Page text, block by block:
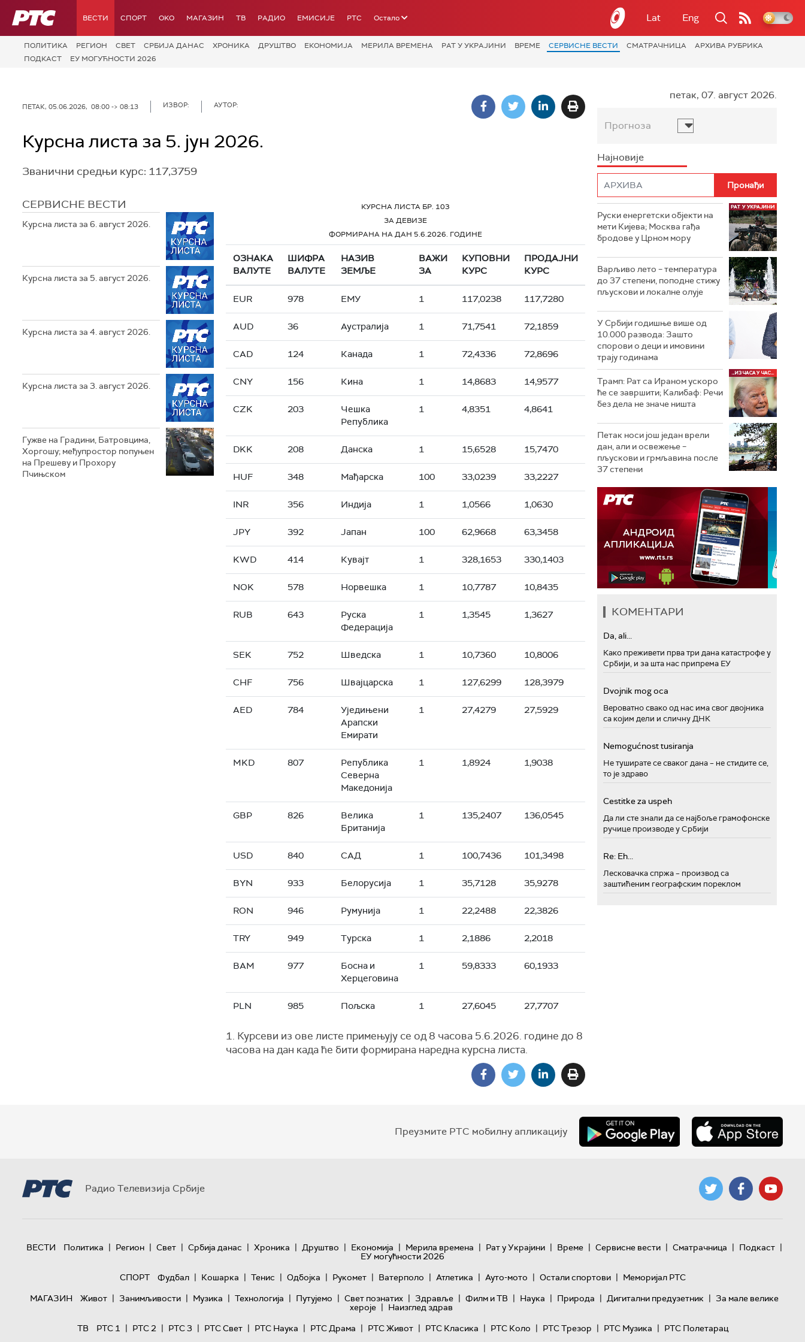
РТС ВЕСТИ СПОРТ OKO МАГАЗИН ТВ РАДИО ЕМИСИЈЕ РТС Остало Lat Eng
ПОЛИТИКА РЕГИОН СВЕТ СРБИЈА ДАНАС ХРОНИКА ДРУШТВО ЕКОНОМИЈА МЕРИЛА ВРЕМЕНА РАТ У УКРАЈИНИ ВРЕМЕ СЕРВИСНЕ ВЕСТИ СМАТРАЧНИЦА
АРХИВА РУБРИКА
ПОДКАСТ
ЕУ МОГУЋНОСТИ 2026
ПЕТАК, 05.06.2026, 08:00 -> 08:13 ИЗВОР: АУТОР:
Курсна листа за 5. јун 2026.
Званични средњи курс: 117,3759
СЕРВИСНЕ ВЕСТИ
Курсна листа за 6. август 2026.
Курсна листа за 5. август 2026.
Курсна листа за 4. август 2026.
Курсна листа за 3. август 2026.
Гужве на Градини, Батровцима,
Хоргошу; међупростор попуњен
на Прешеву и Прохору
Пчињском
КУРСНА ЛИСТА БР. 103
ЗА ДЕВИЗЕ
ФОРМИРАНА НА ДАН 5.6.2026. ГОДИНЕ
ОЗНАКА
ВАЛУТЕ
ШИФРА
ВАЛУТЕ
НАЗИВ
ЗЕМЉЕ
ВАЖИ
ЗА
КУПОВНИ
КУРС
ПРОДАЈНИ
КУРС
EUR 978 ЕМУ 1 117,0238 117,7280
AUD 36 Аустралија 1 71,7541 72,1859
CAD 124 Канада 1 72,4336 72,8696
CNY 156 Кина 1 14,8683 14,9577
CZK 203
Чешка
Република
1 4,8351 4,8641
DKK 208 Данска 1 15,6528 15,7470
HUF 348 Мађарска 100 33,0239 33,2227
INR 356 Индија 1 1,0566 1,0630
JPY 392 Јапан 100 62,9668 63,3458
KWD 414 Кувајт 1 328,1653 330,1403
NOK 578 Норвешка 1 10,7787 10,8435
RUB 643
Руска
Федерација
1 1,3545 1,3627
SEK 752 Шведска 1 10,7360 10,8006
CHF 756 Швајцарска 1 127,6299 128,3979
AED 784
Уједињени
Арапски
Емирати
1 27,4279 27,5929
MKD 807
Република
Северна
Македонија
1 1,8924 1,9038
GBP 826
Велика
Британија
1 135,2407 136,0545
USD 840 САД 1 100,7436 101,3498
BYN 933 Белорусија 1 35,7128 35,9278
RON 946 Румунија 1 22,2488 22,3826
TRY 949 Турска 1 2,1886 2,2018
BAM 977
Босна и
Херцеговина
1 59,8333 60,1933
PLN 985 Пољска 1 27,6045 27,7707
1. Курсеви из ове листе примењују се од 8 часова 5.6.2026. године до 8
часова на дан када ће бити формирана наредна курсна листа.
петак, 07. август 2026.
Прогноза
Најновије
Руски енергетски објекти на
мети Кијева; Москва гађа
бродове у Црном мору
Варљиво лето – температура
до 37 степени, поподне стижу
пљускови и локалне олује
У Србији годишње више од
10.000 развода: Зашто
спорови о деци и имовини
трају годинама
Трамп: Рат са Ираном ускоро
ће се завршити; Калибаф: Речи
без дела не значе ништа
Петак носи још један врели
дан, али и освежење –
пљускови и грмљавина после
37 степени
КОМЕНТАРИ
Da, ali...
Како преживети прва три дана катастрофе у
Србији, и за шта нас припрема ЕУ
Dvojnik mog oca
Вероватно свако од нас има свог двојника
са којим дели и сличну ДНК
Nemogućnost tusiranja
Не туширате се сваког дана – не стидите се,
то је здраво
Cestitke za uspeh
Да ли сте знали да се најбоље грамофонске
ручице производе у Србији
Re: Eh...
Лесковачка спржа – производ са
заштићеним географским пореклом
Преузмите РТС мобилну апликацију
Радио Телевизија Србије
ВЕСТИ Политика | Регион | Свет | Србија данас | Хроника | Друштво | Економија | Мерила времена | Рат у Украјини | Време | Сервисне вести | Сматрачница | Подкаст |
ЕУ могућности 2026
СПОРТ
Фудбал | Кошарка | Тенис | Одбојка | Рукомет | Ватерполо | Атлетика | Ауто-мото | Остали спортови | Меморијал РТС
МАГАЗИН
Живот | Занимљивости | Музика | Технологијa | Путујемо | Свет познатих | Здравље | Филм и ТВ | Наука | Природа | Дигитални предузетник | За мале велике
хероје | Наизглед здрав
ТВ
РТС 1 | РТС 2 | РТС 3 | РТС Свет | РТС Наука | РТС Драма | РТС Живот | РТС Класика | РТС Коло | РТС Трезор | РТС Музика | РТС Полетарац